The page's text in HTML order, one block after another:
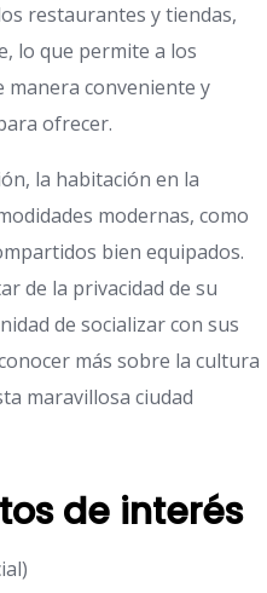
restaurantes y tiendas,
lo que permite a los
manera conveniente y
ofrecer.
la habitación en la
modernas, como
bien equipados.
de la privacidad de su
de socializar con sus
más sobre la cultura
maravillosa ciudad
de interés